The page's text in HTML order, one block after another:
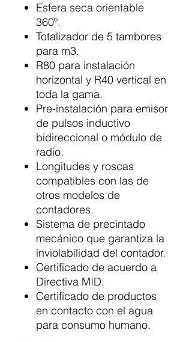
Esfera seca orientable
360º.
Totalizador de 5 tambores
para m3.
R80 para instalación
horizontal y R40 vertical en
toda la gama.
Pre-instalación para emisor
de pulsos inductivo
bidireccional o módulo de
radio.
Longitudes y roscas
compatibles con las de
otros modelos de
contadores.
Sistema de precintado
mecánico que garantiza la
inviolabilidad del contador.
Certificado de acuerdo a
Directiva MID.
Certificado de productos
en contacto con el agua
para consumo humano.